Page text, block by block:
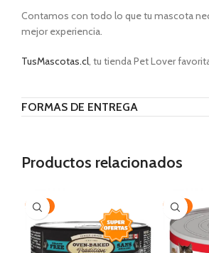
Contamos con todo lo que tu mascota
mejor experiencia.
TusMascotas.cl, tu tienda Pet Lover
FORMAS DE ENTREGA
Productos relacionados
-15% -17%